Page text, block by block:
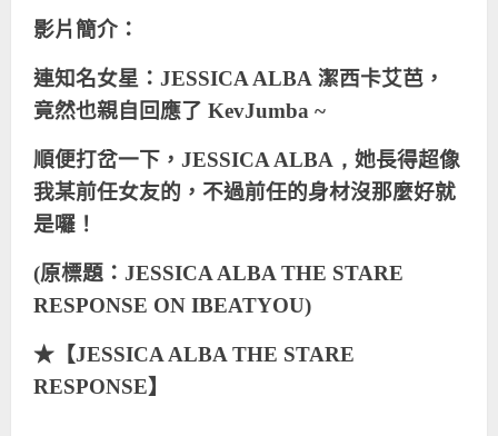
影片簡介：
連知名女星： JESSICA ALBA 潔西卡艾芭，
竟然也親自回應了 KevJumba ~
順便打岔一下， JESSICA ALBA ， 她長得超像
我某前任女友的，不過前任的身材沒那麼好就
是囉！
(原標題：JESSICA ALBA THE STARE
RESPONSE ON IBEATYOU)
★【JESSICA ALBA THE STARE
RESPONSE】